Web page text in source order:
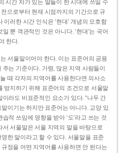
시간 차가 있는 말들이 한 시대에 쓰일 수
으로부터 현재 시점까지의 기간으로 규
이러한 시간 인식은 ‘현대’ 개념의 모호함
뿐 객관적인 것은 아니다. ‘현대’는 국어
한다.
서울말이어야 한다. 이는 표준어의 공용
는 기준이다. 가령, 많은 지역 사람들이
때 각자의 지역어를 사용한다면 의사소
방지하기 위해 표준어의 조건으로 서울말
라도 비표준적인 요소가 있다. “나두 간
말이기는 하지만 표준어는 아니다. 교양 있
적 쓰임에 영향을 받아 ‘도’라고 쓰는 것
서 서울말은 서울 지역의 말을 바탕으로
한 말이라고 할 수 있다. 서울말을 표준
정을 어떤 지역어를 사용하면 안 된다는